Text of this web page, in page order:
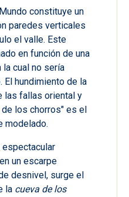
constituye un
paredes verticales
el valle. Este
en función de una
la cual no sería
El hundimiento de la
las fallas oriental y
los chorros" es el
modelado.
un escarpe
desnivel, surge el
la cueva de los